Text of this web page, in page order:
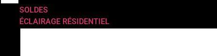
SOLDES
ÉCLAIRAGE RÉSIDENTIEL